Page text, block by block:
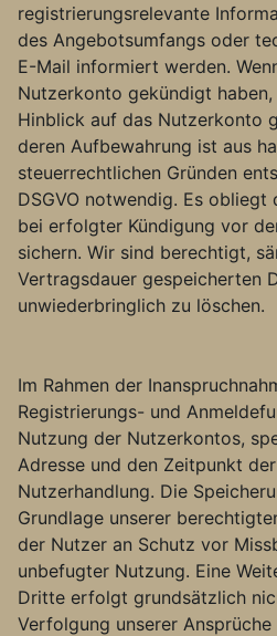
registrierungsrelevante
des Angebotsumfangs oder
E-Mail informiert werden.
Nutzerkonto gekündigt
Hinblick auf das Nutzerkonto
deren Aufbewahrung ist aus
steuerrechtlichen Gründen
DSGVO notwendig. Es obliegt
bei erfolgter Kündigung vor
sichern. Wir sind berechtigt,
Vertragsdauer gespeicherten
unwiederbringlich zu löschen.
Im Rahmen der
Registrierungs- und
Nutzung der Nutzerkontos,
Adresse und den Zeitpunkt
Nutzerhandlung. Die
Grundlage unserer
der Nutzer an Schutz vor
unbefugter Nutzung. Eine
Dritte erfolgt grundsätzlich
Verfolgung unserer